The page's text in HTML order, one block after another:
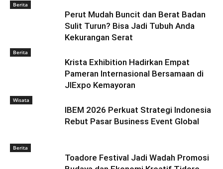
Berita
Perut Mudah Buncit dan Berat Badan
Sulit Turun? Bisa Jadi Tubuh Anda
Kekurangan Serat
Berita
Krista Exhibition Hadirkan Empat
Pameran Internasional Bersamaan di
JIExpo Kemayoran
Wisata
IBEM 2026 Perkuat Strategi Indonesia
Rebut Pasar Business Event Global
Berita
Toadore Festival Jadi Wadah Promosi